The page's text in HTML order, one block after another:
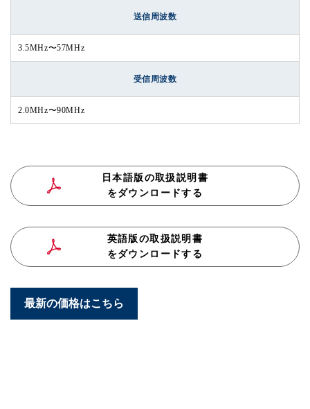
送信周波数
3.5MHz〜57MHz
受信周波数
2.0MHz〜90MHz
日本語版の取扱説明書
をダウンロードする
英語版の取扱説明書
をダウンロードする
最新の価格はこちら